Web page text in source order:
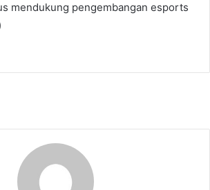
mendukung pengembangan esports